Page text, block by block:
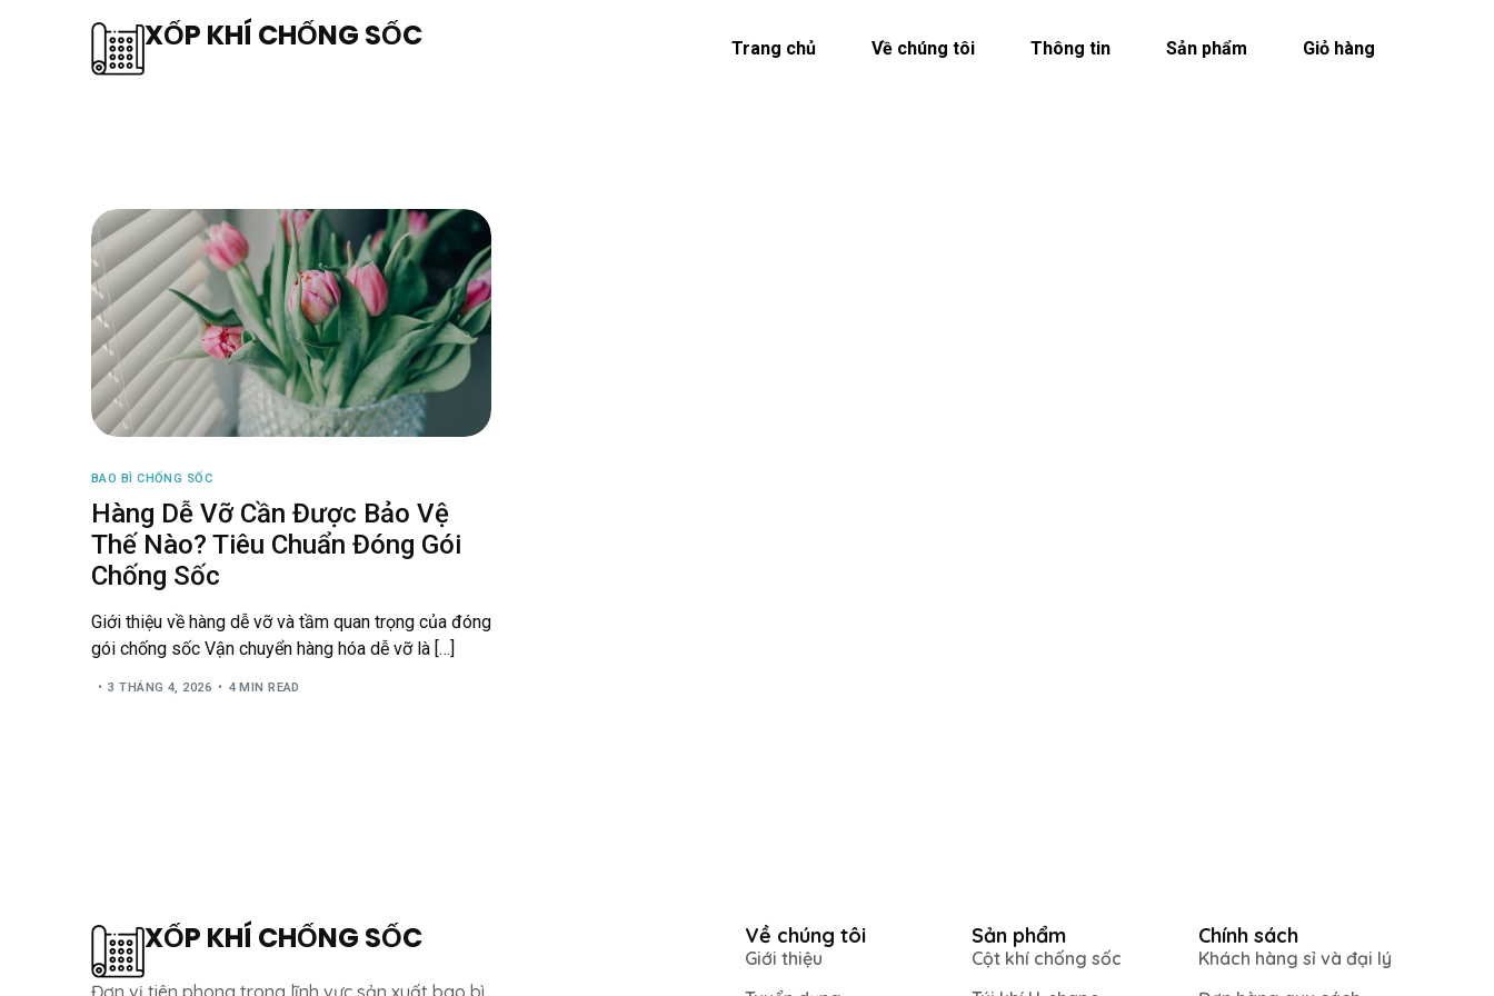
XỐP KHÍ CHỐNG SỐC Trang chủ Về chúng tôi Thông tin Sản phẩm Giỏ hàng
BAO BÌ CHỐNG SỐC
Hàng Dễ Vỡ Cần Được Bảo Vệ
Thế Nào? Tiêu Chuẩn Đóng Gói
Chống Sốc
Giới thiệu về hàng dễ vỡ và tầm quan trọng của đóng
gói chống sốc Vận chuyển hàng hóa dễ vỡ là […]
3 THÁNG 4, 2026 4 MIN READ
XỐP KHÍ CHỐNG SỐC
Đơn vị tiên phong trong lĩnh vực sản xuất bao bì
Về chúng tôi
Giới thiệu
Sản phẩm
Cột khí chống sốc
Chính sách
Khách hàng sỉ và đại lý